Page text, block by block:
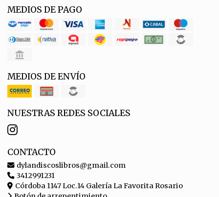
MEDIOS DE PAGO
MEDIOS DE ENVÍO
NUESTRAS REDES SOCIALES
CONTACTO
dylandiscoslibros@gmail.com
3412991231
Córdoba 1147 Loc.14 Galería La Favorita Rosario